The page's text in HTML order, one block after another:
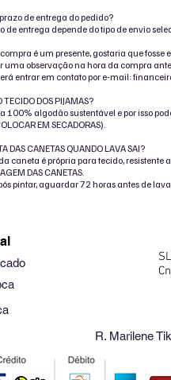
de entrega do pedido?
de entrega depende do tipo de envio
é um presente, gostaria que
uma observação na hora da compra
entrar em contato por e-mail:
TECIDO DOS PIJAMAS?
100% algodão sustentável e por isso
EM SECADORAS).
DAS CANETAS QUANDO LAVA SAI?
caneta é própria para tecido, resistente
DAS CANETAS.
pintar, aguardar 72 horas antes de
R. Marilene